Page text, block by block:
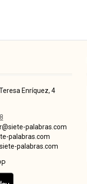
Enríquez, 4
palabras.com
palabras.com
palabras.com